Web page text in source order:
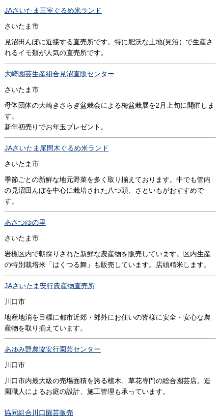
JAさいたま三室ぐるめ米ランド
さいたま市
見沼田んぼに近接する直売所です。特に肥沃な土地(見沼）で生産さ
れるイモ類が人気の直売所です。
大崎園芸生産組合見沼直販センター
さいたま市
母体団体の大崎きさらぎ盆栽会による梅盆栽展を2月上旬に開催しま
す。
新年初売りでお年玉プレゼント。
JAさいたま尾間木ぐるめ米ランド
さいたま市
季節ごとの新鮮な地元野菜を多く取り揃えております。中でも管内
の見沼田んぼを中心に栽培された八つ頭、さといもがおすすめで
す。
あさつゆの里
さいたま市
岩槻区内で朝採りされた新鮮な農産物を販売しています。区内生産
の特別栽培米「はくつる舞」も販売しています。店頭精米します。
JAさいたま安行農産物直売所
川口市
地産地消を目標に都市近郊・郊外にお住いの皆様に安全・安心な農
産物を取り揃えています。
あゆみ野農協安行園芸センター
川口市
川口市内最大級の売場面積を誇る植木、草花専門の総合園芸店。造
園職人によるお庭の設計、施工管理も承っています。
協同組合川口園芸販売